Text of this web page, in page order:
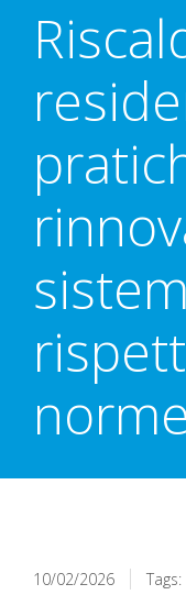
norme
10/02/2026 Tags: